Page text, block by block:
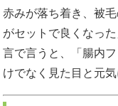
赤みが落ち着き、被
がセットで良くなっ
言で言うと、「腸内
けでなく見た目と元